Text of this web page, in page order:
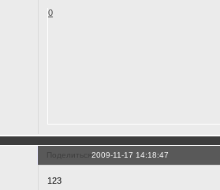
0
Поделиться2009-11-17 14:18:47
123